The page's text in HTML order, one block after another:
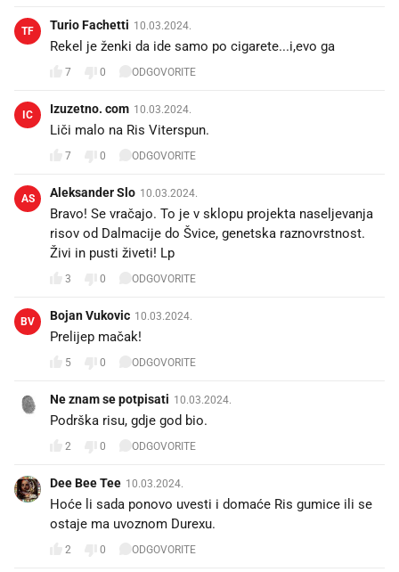
TF Turio Fachetti 10.03.2024.
Rekel je ženki da ide samo po cigarete...i,evo ga😉
7 0 ODGOVORITE
IC Izuzetno. com 10.03.2024.
Liči malo na Ris Viterspun.
7 0 ODGOVORITE
AS Aleksander Slo 10.03.2024.
Bravo! Se vračajo. To je v sklopu projekta naseljevanja
risov od Dalmacije do Švice, genetska raznovrstnost.
Živi in pusti živeti! Lp
3 0 ODGOVORITE
BV Bojan Vukovic 10.03.2024.
Prelijep mačak!
5 0 ODGOVORITE
Ne znam se potpisati 10.03.2024.
Podrška risu, gdje god bio.
2 0 ODGOVORITE
Dee Bee Tee 10.03.2024.
Hoće li sada ponovo uvesti i domaće Ris gumice ili se
ostaje ma uvoznom Durexu.
2 0 ODGOVORITE